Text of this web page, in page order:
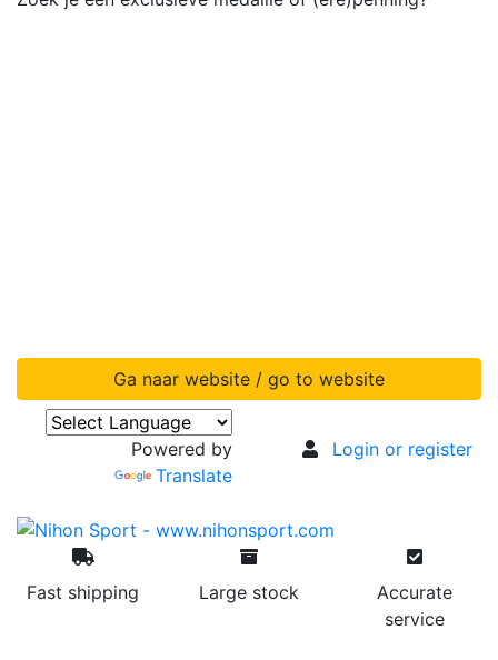
Ga naar website / go to website
Powered by
Translate
Login or register
Fast shipping Large stock
Accurate
service